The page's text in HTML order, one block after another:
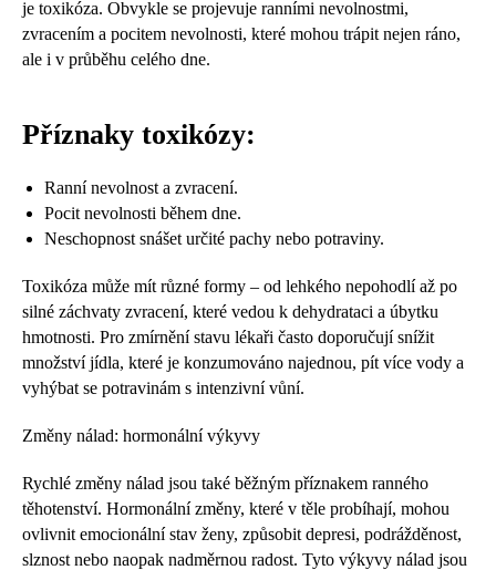
je toxikóza. Obvykle se projevuje ranními nevolnostmi,
zvracením a pocitem nevolnosti, které mohou trápit nejen ráno,
ale i v průběhu celého dne.
Příznaky toxikózy:
Ranní nevolnost a zvracení.
Pocit nevolnosti během dne.
Neschopnost snášet určité pachy nebo potraviny.
Toxikóza může mít různé formy – od lehkého nepohodlí až po
silné záchvaty zvracení, které vedou k dehydrataci a úbytku
hmotnosti. Pro zmírnění stavu lékaři často doporučují snížit
množství jídla, které je konzumováno najednou, pít více vody a
vyhýbat se potravinám s intenzivní vůní.
Změny nálad: hormonální výkyvy
Rychlé změny nálad jsou také běžným příznakem ranného
těhotenství. Hormonální změny, které v těle probíhají, mohou
ovlivnit emocionální stav ženy, způsobit depresi, podrážděnost,
slznost nebo naopak nadměrnou radost. Tyto výkyvy nálad jsou